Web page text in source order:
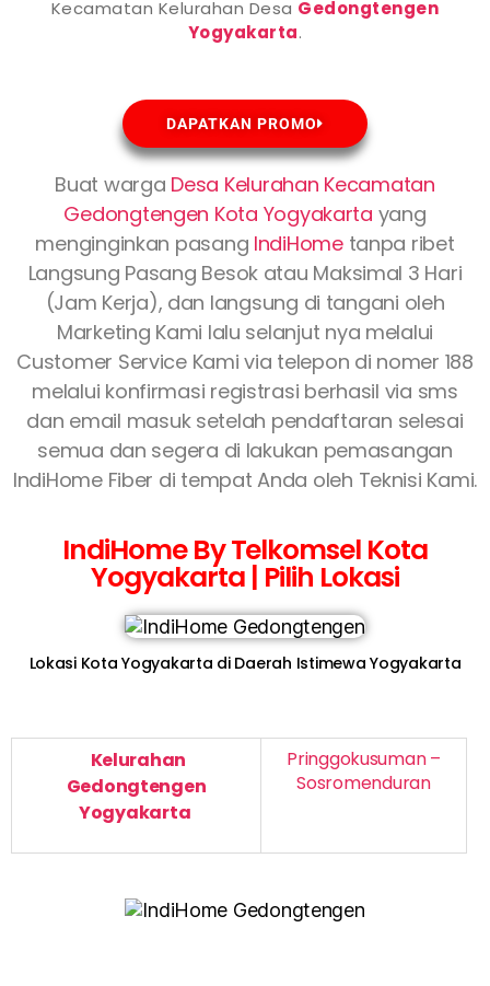
Kecamatan Kelurahan Desa Gedongtengen
Yogyakarta.
DAPATKAN PROMO
Buat warga Desa Kelurahan Kecamatan
Gedongtengen Kota Yogyakarta yang
menginginkan pasang IndiHometanpa ribet
Langsung Pasang Besok atau Maksimal 3 Hari
(Jam Kerja), dan langsung di tangani oleh
Marketing Kami lalu selanjut nya melalui
Customer Service Kami via telepon di nomer 188
melalui konfirmasi registrasi berhasil via sms
dan email masuk setelah pendaftaran selesai
semua dan segera di lakukan pemasangan
IndiHome Fiber di tempat Anda oleh Teknisi Kami.
IndiHome By Telkomsel Kota
Yogyakarta | Pilih Lokasi
Lokasi Kota Yogyakarta di Daerah Istimewa Yogyakarta
Kelurahan
Gedongtengen
Yogyakarta
Pringgokusuman –
Sosromenduran